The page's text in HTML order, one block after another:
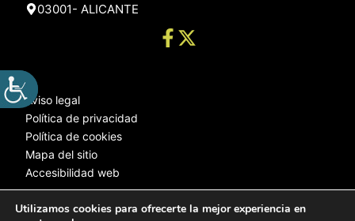
03001- ALICANTE
Aviso legal
Política de privacidad
Política de cookies
Mapa del sitio
Accesibilidad web
Utilizamos cookies para ofrecerte la mejor experiencia en